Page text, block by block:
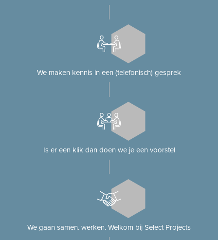
We maken kennis in een (telefonisch) gesprek
Is er een klik dan doen we je een voorstel
We gaan samen. werken. Welkom bij Select Projects